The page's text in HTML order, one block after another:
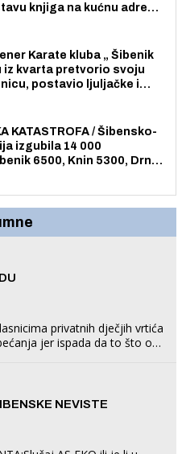
knjiga na kućnu adresu
Karate kluba „ Šibenik
iz kvarta pretvorio svoju
postavio ljuljačke i
KATASTROFA / Šibensko-
izgubila 14 000
6500, Knin 5300, Drniš
privatnih dječjih vrtića
jer ispada da to što oni
NEVISTE